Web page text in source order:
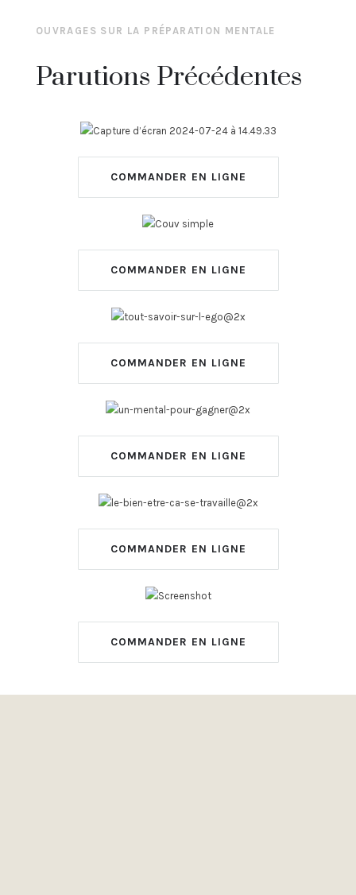
OUVRAGES SUR LA PRÉPARATION MENTALE
Parutions Précédentes
COMMANDER EN LIGNE
COMMANDER EN LIGNE
COMMANDER EN LIGNE
COMMANDER EN LIGNE
COMMANDER EN LIGNE
COMMANDER EN LIGNE